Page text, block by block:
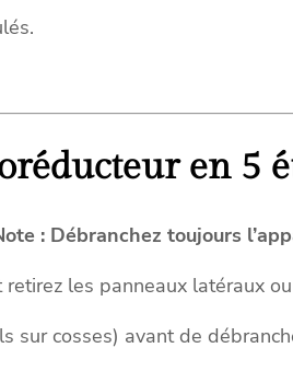
en 5
: Débranchez toujours
les panneaux latéraux
sur cosses) avant de